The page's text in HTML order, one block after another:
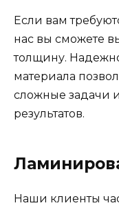
Если вам
нас вы сможете
толщину.
материала
сложные задачи
результатов.
Наши клиенты